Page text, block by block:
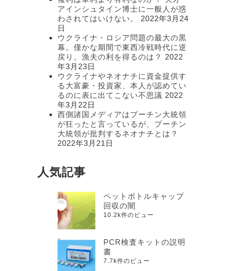
アインシュタイン博士に一般人が惑
わされてはいけない。
2022年3月24
日
ウクライナ・ロシア問題の最大の黒
幕。僅かな期間で東西冷戦時代に逆
戻り。漁夫の利を得るのは？
2022
年3月23日
ウクライナやネオナチに資金提供す
る大富豪・投資家、本人が認めてい
るのに表に出てこない不思議 2022
年3月22日
西側諸国メディアはプーチン大統領
が狂ったと言っているが、プーチン
大統領が批判するネオナチとは？
2022年3月21日
人気記事
ペットボトルキャップ
回収の闇
10.2k件のビュー
PCR検査キットの説明
書
7.7k件のビュー